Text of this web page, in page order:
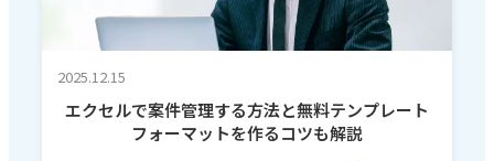
2025.12.15
エクセルで案件管理する方法と無料テンプレート
フォーマットを作るコツも解説